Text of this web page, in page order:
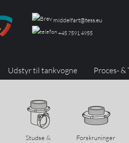
middelfart@tess.eu
+45 7591 4955
Udstyr til tankvogne Proces-
Studse &
Forskruninger